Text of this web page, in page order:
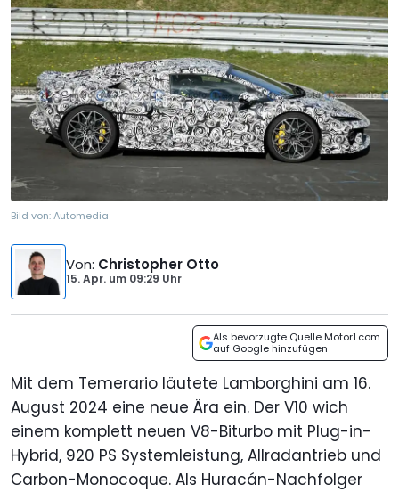
Bild von:Automedia
Von: Christopher Otto
15. Apr. um 09:29 Uhr
Als bevorzugte Quelle Motor1.com
auf Google hinzufügen
Mit dem Temerario läutete Lamborghini am 16.
August 2024 eine neue Ära ein. Der V10 wich
einem komplett neuen V8-Biturbo mit Plug-in-
Hybrid, 920 PS Systemleistung, Allradantrieb und
Carbon-Monocoque. Als Huracán-Nachfolger